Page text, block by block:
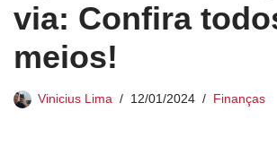
via: Confira
meios!
Vinicius Lima 12/01/2024 Finanças